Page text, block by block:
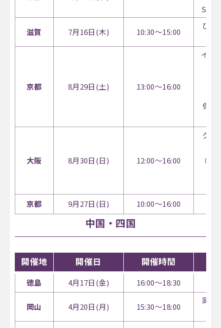
滋賀 7月16日(木) 10:30～15:00
びわ
京都 8月29日(土) 13:00～16:00
イオ
保育
大阪 8月30日(日) 12:00～16:00
グラ
（
京都 9月27日(日) 10:00～16:00
中国・四国
開催地 開催日 開催時間
徳島 4月17日(金) 16:00～18:30
岡山 4月20日(月) 15:30～18:00
岡山